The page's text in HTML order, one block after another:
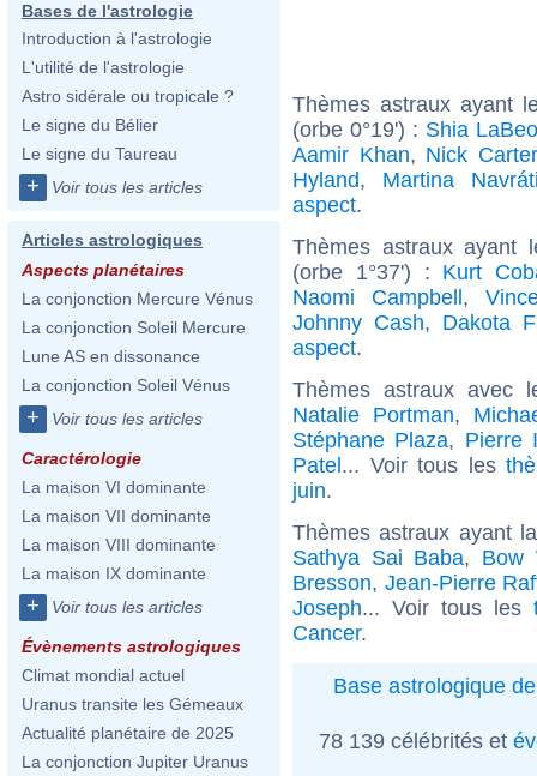
Bases de l'astrologie
Introduction à l'astrologie
L'utilité de l'astrologie
Astro sidérale ou tropicale ?
Le signe du Bélier
Le signe du Taureau
+ Voir tous les articles
Articles astrologiques
Aspects planétaires
La conjonction Mercure Vénus
La conjonction Soleil Mercure
Lune AS en dissonance
La conjonction Soleil Vénus
+ Voir tous les articles
Caractérologie
La maison VI dominante
La maison VII dominante
La maison VIII dominante
La maison IX dominante
+ Voir tous les articles
Évènements astrologiques
Climat mondial actuel
Uranus transite les Gémeaux
Actualité planétaire de 2025
La conjonction Jupiter Uranus
Thèmes astraux ayant
(orbe 0°19') : Shia
Aamir Khan, Nick Carter
Hyland, Martina
aspect.
Thèmes astraux ayant
(orbe 1°37') : Kurt
Naomi Campbell,
Johnny Cash, Dakota
aspect.
Thèmes astraux avec
Natalie Portman,
Stéphane Plaza, Pierre
Patel... Voir tous les
juin.
Thèmes astraux ayant
Sathya Sai Baba, Bow
Bresson, Jean-Pierre
Joseph... Voir tous les
Cancer.
Base astrologique
78 139 célébrités et